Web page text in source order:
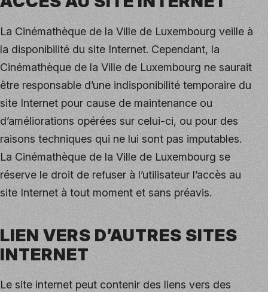
La Cinémathèque de la Ville de Luxembourg veille à
la disponibilité du site Internet. Cependant, la
Cinémathèque de la Ville de Luxembourg ne saurait
être responsable d’une indisponibilité temporaire du
site Internet pour cause de maintenance ou
d’améliorations opérées sur celui-ci, ou pour des
raisons techniques qui ne lui sont pas imputables.
La Cinémathèque de la Ville de Luxembourg se
réserve le droit de refuser à l’utilisateur l’accès au
site Internet à tout moment et sans préavis.
LIEN VERS D’AUTRES SITES
INTERNET
Le site internet peut contenir des liens vers des